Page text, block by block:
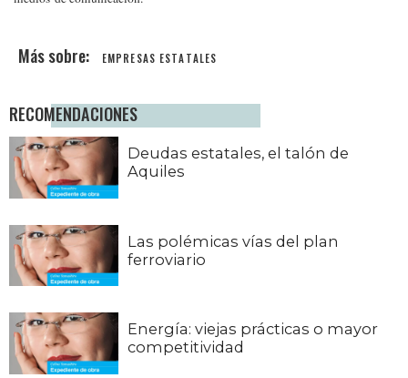
EMPRESAS ESTATALES
RECOMENDACIONES
Deudas estatales, el talón de
Aquiles
Las polémicas vías del plan
ferroviario
Energía: viejas prácticas o mayor
competitividad